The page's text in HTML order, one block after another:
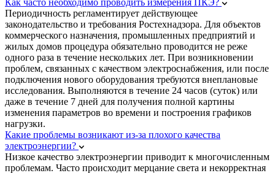
Периодичность регламентирует действующее
законодательство и требования Ростехнадзора. Для объектов
коммерческого назначения, промышленных предприятий и
жилых домов процедура обязательно проводится не реже
одного раза в течение нескольких лет. При возникновении
проблем, связанных с качеством электроснабжения, или после
подключения нового оборудования требуются внеплановые
исследования. Выполняются в течение 24 часов (суток) или
даже в течение 7 дней для получения полной картины
изменения параметров во времени и построения графиков
нагрузки.
Какие проблемы возникают из-за плохого качества
электроэнергии?
Низкое качество электроэнергии приводит к многочисленным
проблемам. Часто происходит мерцание света и некорректная